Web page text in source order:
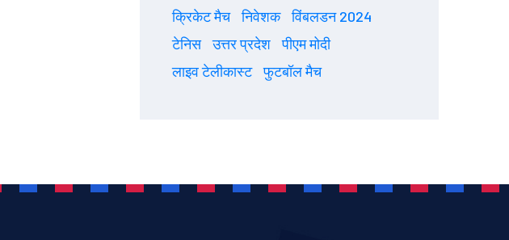
क्रिकेट मैच
निवेशक
विंबलडन 2024
टेनिस
उत्तर प्रदेश
पीएम मोदी
लाइव टेलीकास्ट
फुटबॉल मैच